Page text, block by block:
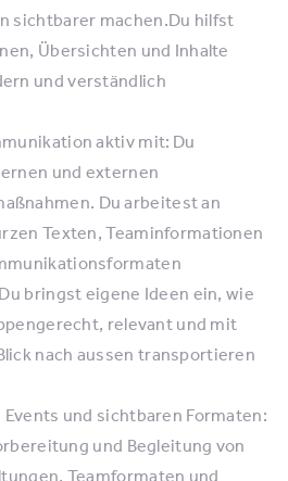
sichtbarer machen.Du hilfst
Übersichten und Inhalte
und verständlich
aktiv mit: Du
und externen
Du arbeitest an
Texten, Teaminformationen
bringst eigene Ideen ein, wie
relevant und mit
nach aussen transportieren
und sichtbaren Formaten:
und Begleitung von
Teamformaten und